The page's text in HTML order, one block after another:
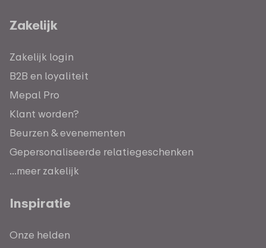
Zakelijk
Zakelijk login
B2B en loyaliteit
Mepal Pro
Klant worden?
Beurzen & evenementen
Gepersonaliseerde relatiegeschenken
...meer zakelijk
Inspiratie
Onze helden